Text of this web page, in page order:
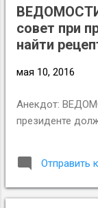
разные части
сепаратные
политическую
политического
кто прирос к
возможности
совет при
найти
мая 10, 2016
Анекдот:
президенте
Отправить